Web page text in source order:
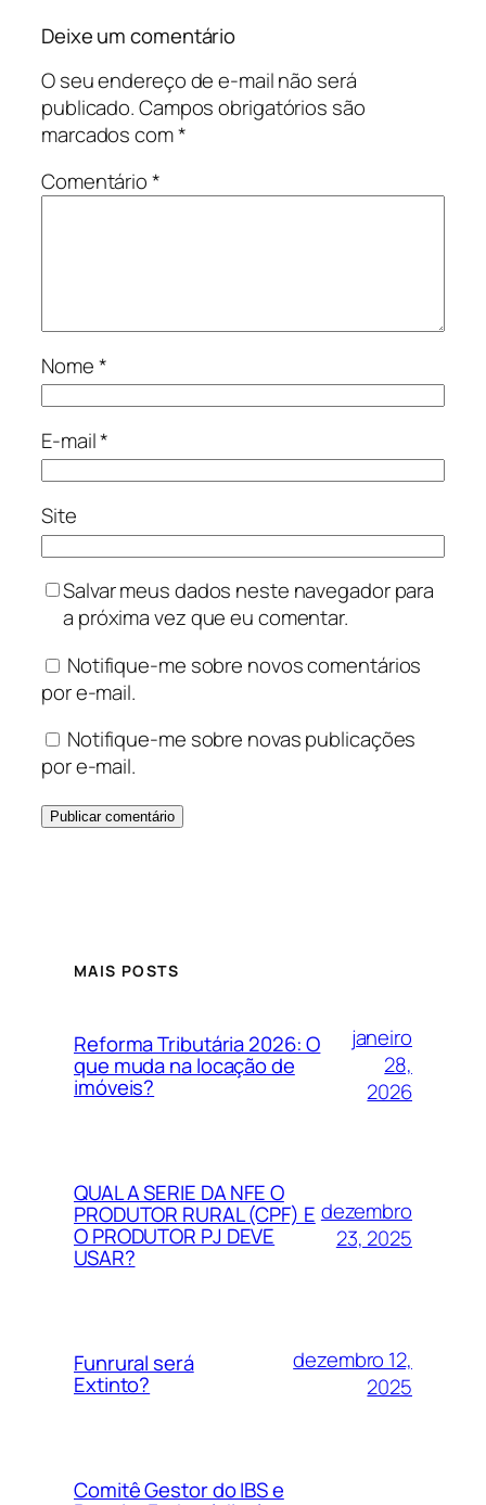
Deixe um comentário
O seu endereço de e-mail não será
publicado.Campos obrigatórios são
marcados com*
Comentário*
Nome*
E-mail*
Site
Salvar meus dados neste navegador para
a próxima vez que eu comentar.
Notifique-me sobre novos comentários
por e-mail.
Notifique-me sobre novas publicações
por e-mail.
MAIS POSTS
Reforma Tributária 2026: O
que muda na locação de
imóveis?
janeiro
28,
2026
QUAL A SERIE DA NFE O
PRODUTOR RURAL (CPF) E
O PRODUTOR PJ DEVE
USAR?
dezembro
23, 2025
Funrural será
Extinto?
dezembro 12,
2025
Comitê Gestor do IBS e